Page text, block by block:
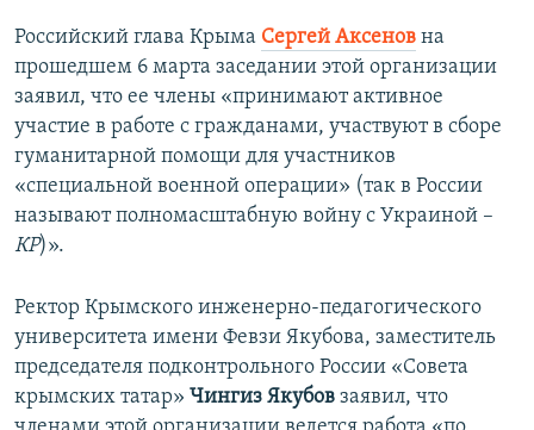
Российский глава Крыма Сергей Аксенов на
прошедшем 6 марта заседании этой организации
заявил, что ее члены «принимают активное
участие в работе с гражданами, участвуют в сборе
гуманитарной помощи для участников
«специальной военной операции» (так в России
называют полномасштабную войну с Украиной –
КР)».
Ректор Крымского инженерно-педагогического
университета имени Февзи Якубова, заместитель
председателя подконтрольного России «Совета
крымских татар» Чингиз Якубов заявил, что